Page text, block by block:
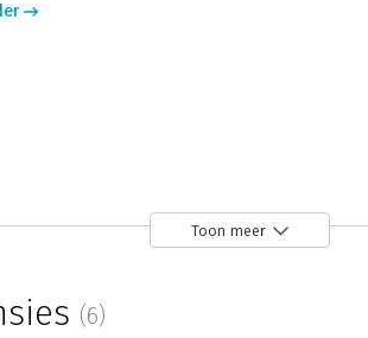
| 2 september 2008
en ook een beetje van René
van dit boek bepaalde neveneffecten
Toon meer
(6)